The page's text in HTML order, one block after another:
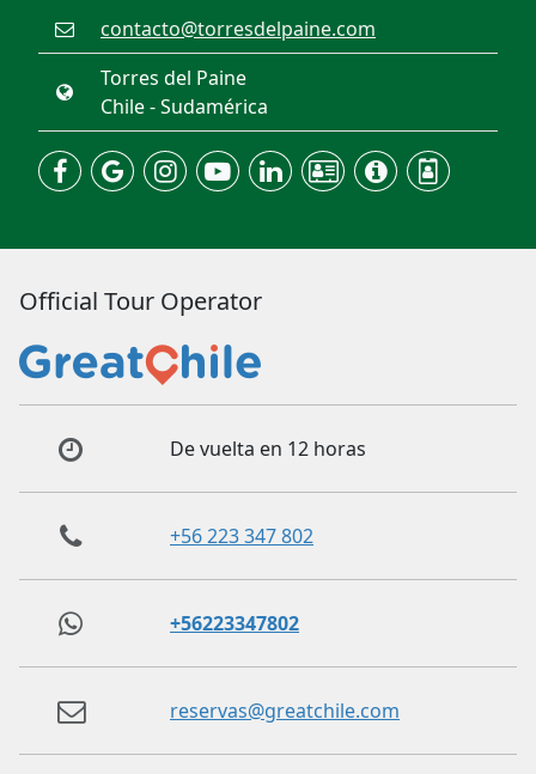
contacto@torresdelpaine.com
Torres del Paine
Chile - Sudamérica
Official Tour Operator
De vuelta en 12 horas
+56 223 347 802
+56223347802
reservas@greatchile.com